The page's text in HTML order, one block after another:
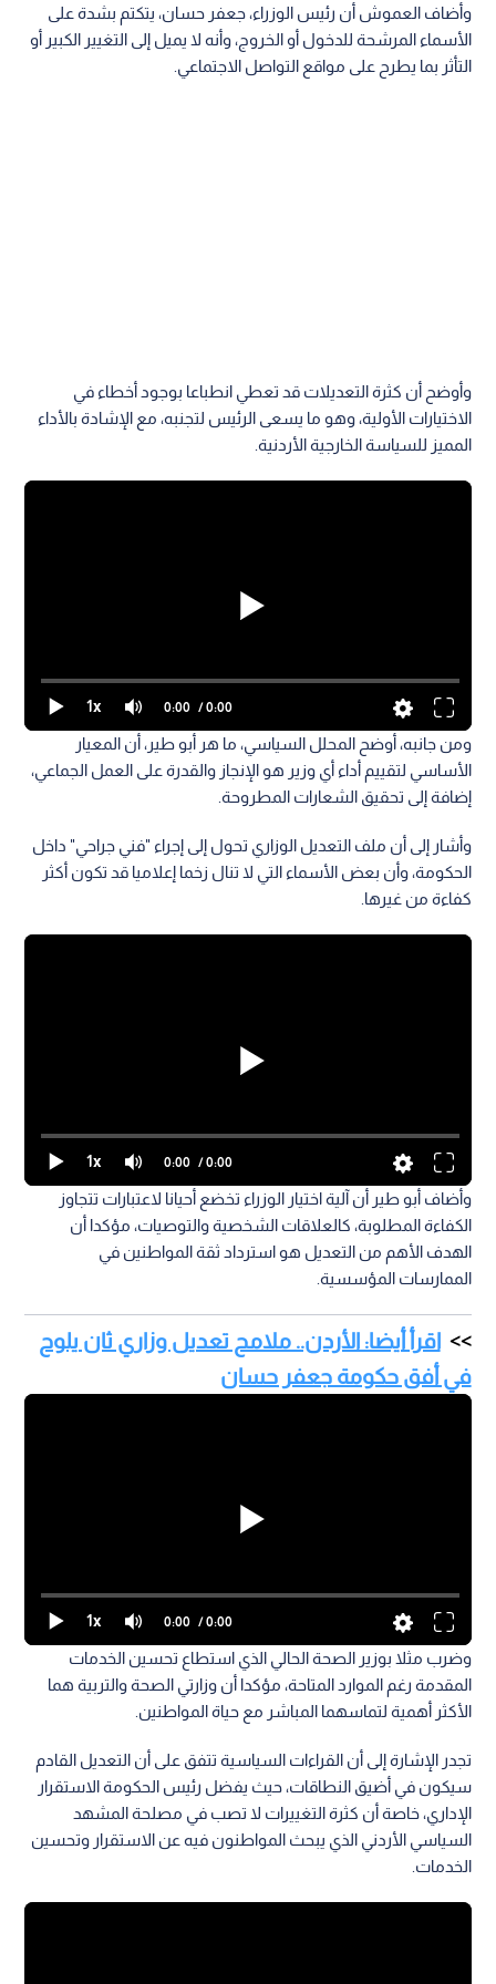
وأضاف العموش أن رئيس الوزراء، جعفر حسان، يتكتم بشدة على
الأسماء المرشحة للدخول أو الخروج، وأنه لا يميل إلى التغيير الكبير أو
التأثر بما يطرح على مواقع التواصل الاجتماعي.
وأوضح أن كثرة التعديلات قد تعطي انطباعا بوجود أخطاء في
الاختيارات الأولية، وهو ما يسعى الرئيس لتجنبه، مع الإشادة بالأداء
المميز للسياسة الخارجية الأردنية.
1x 0:00 / 0:00
ومن جانبه، أوضح المحلل السياسي، ما هر أبو طير، أن المعيار
الأساسي لتقييم أداء أي وزير هو الإنجاز والقدرة على العمل الجماعي،
إضافة إلى تحقيق الشعارات المطروحة.
وأشار إلى أن ملف التعديل الوزاري تحول إلى إجراء "فني جراحي" داخل
الحكومة، وأن بعض الأسماء التي لا تنال زخما إعلاميا قد تكون أكثر
كفاءة من غيرها.
1x 0:00 / 0:00
وأضاف أبو طير أن آلية اختيار الوزراء تخضع أحيانا لاعتبارات تتجاوز
الكفاءة المطلوبة، كالعلاقات الشخصية والتوصيات، مؤكدا أن
الهدف الأهم من التعديل هو استرداد ثقة المواطنين في
الممارسات المؤسسية.
اقرأ أيضا: الأردن.. ملامح تعديل وزاري ثان يلوح
في أفق حكومة جعفر حسان
1x 0:00 / 0:00
وضرب مثلا بوزير الصحة الحالي الذي استطاع تحسين الخدمات
المقدمة رغم الموارد المتاحة، مؤكدا أن وزارتي الصحة والتربية هما
الأكثر أهمية لتماسهما المباشر مع حياة المواطنين.
تجدر الإشارة إلى أن القراءات السياسية تتفق على أن التعديل القادم
سيكون في أضيق النطاقات، حيث يفضل رئيس الحكومة الاستقرار
الإداري، خاصة أن كثرة التغييرات لا تصب في مصلحة المشهد
السياسي الأردني الذي يبحث المواطنون فيه عن الاستقرار وتحسين
الخدمات.